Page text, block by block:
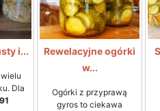
i...
Dla
Rewelacyjne ogórki
w...
Ogórki z przyprawą
gyros to ciekawa